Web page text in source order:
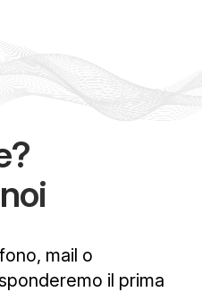
mail o
il prima